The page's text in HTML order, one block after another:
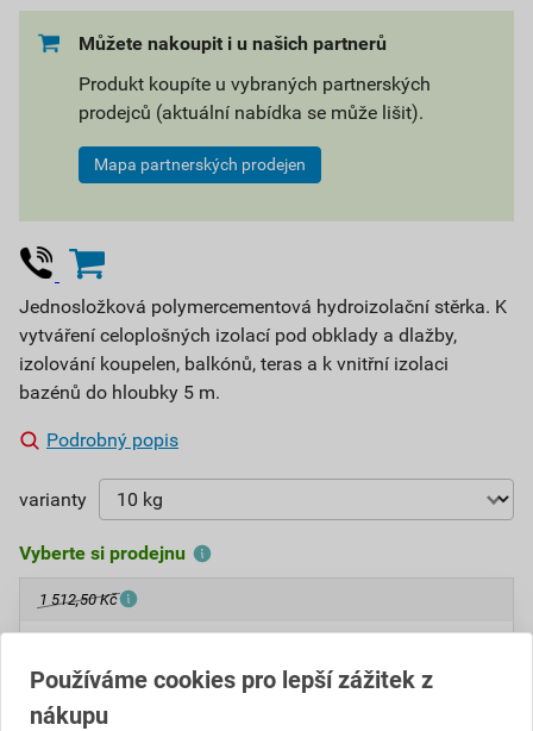
Můžete nakoupit i u našich partnerů
Produkt koupíte u vybraných partnerských
prodejců (aktuální nabídka se může lišit).
Mapa partnerských prodejen
Jednosložková polymercementová hydroizolační stěrka. K
vytváření celoplošných izolací pod obklady a dlažby,
izolování koupelen, balkónů, teras a k vnitřní izolaci
bazénů do hloubky 5 m.
Podrobný popis
varianty
Vyberte si prodejnu
1 512,50 Kč
136,13 Kčza kg
1 361
112,50 Kč za kg
Používáme cookies pro lepší zážitek z
nákupu